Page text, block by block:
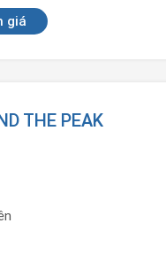
giá
THE PEAK